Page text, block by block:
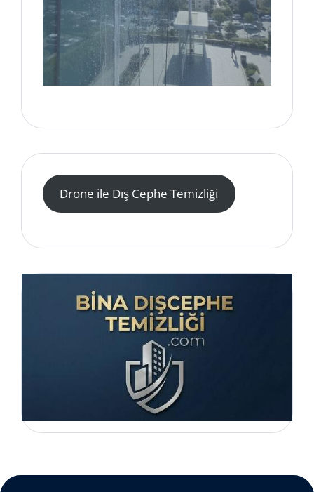
Drone ile Dış Cephe Temizliği